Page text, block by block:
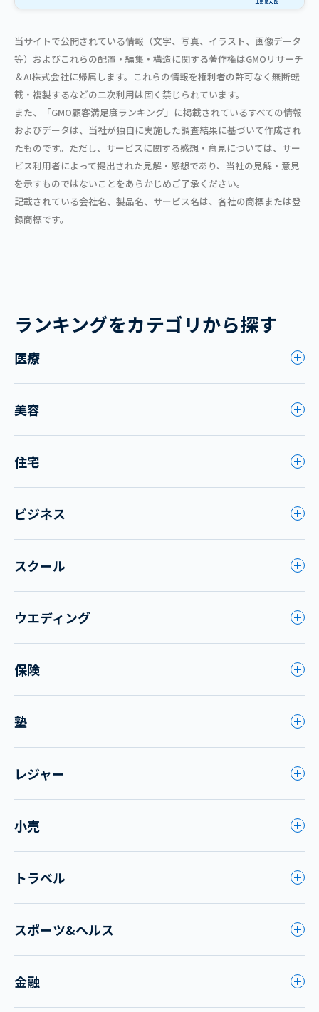
当サイトで公開されている情報（文字、写真、イラスト、画像データ
等）およびこれらの配置・編集・構造に関する著作権はGMOリサーチ
＆AI株式会社に帰属します。これらの情報を権利者の許可なく無断転
載・複製するなどの二次利用は固く禁じられています。
また、「GMO顧客満足度ランキング」に掲載されているすべての情報
およびデータは、当社が独自に実施した調査結果に基づいて作成され
たものです。ただし、サービスに関する感想・意見については、サー
ビス利用者によって提出された見解・感想であり、当社の見解・意見
を示すものではないことをあらかじめご了承ください。
記載されている会社名、製品名、サービス名は、各社の商標または登
録商標です。
ランキングをカテゴリから探す
医療
美容
住宅
ビジネス
スクール
ウエディング
保険
塾
レジャー
小売
トラベル
スポーツ&ヘルス
金融